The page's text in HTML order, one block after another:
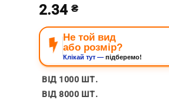
2.34 ₴
Не той вид
або розмір?
Клікай тут — підберемо!
ВІД 1000 ШТ.
ВІД 8000 ШТ.